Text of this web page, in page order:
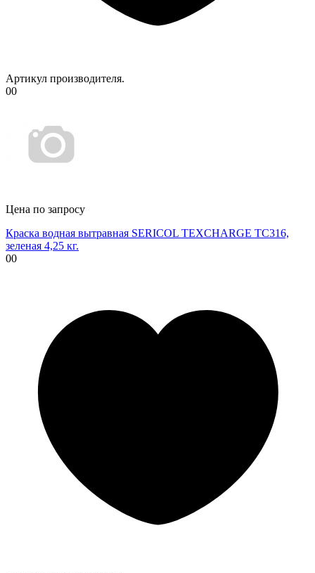
Артикул производителя.
00
Цена по запросу
Краска водная вытравная SERICOL TEXCHARGE TC316,
зеленая 4,25 кг.
00